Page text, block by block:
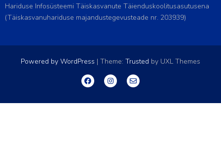
Hariduse Infosüsteemi Täiskasvanute Täienduskoolitusasutusena
(Täiskasvanuhariduse majandustegevusteade nr. 203939)
Powered by WordPress | Theme: Trusted by UXL Themes